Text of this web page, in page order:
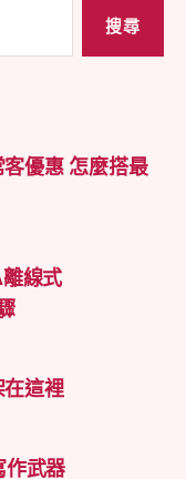
道
中
優惠 怎麼搭最
線式
這裡
作武器